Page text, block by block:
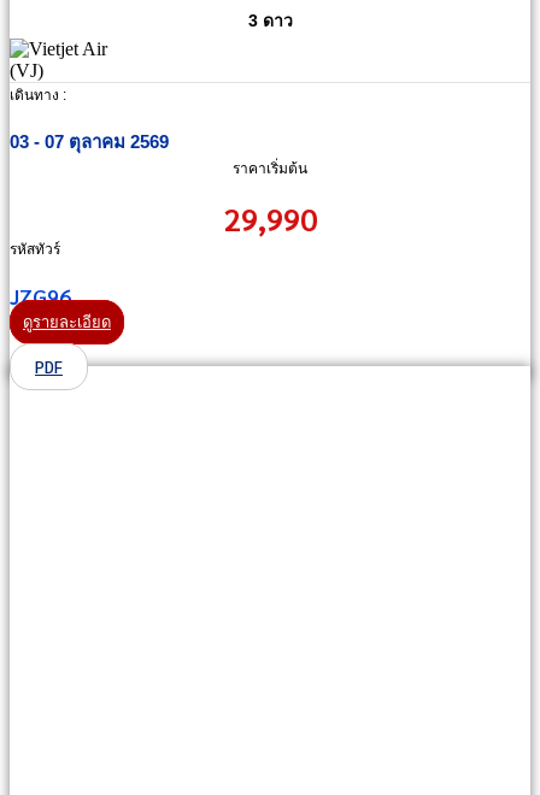
3 ดาว
เดินทาง :
03 - 07 ตุลาคม 2569
ราคาเริ่มต้น
29,990
รหัสทัวร์
JZG96
ดูรายละเอียด
PDF